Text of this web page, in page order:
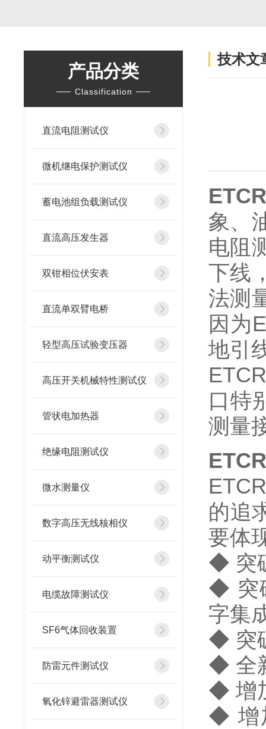
产品分类
Classification
直流电阻测试仪
微机继电保护测试仪
蓄电池组负载测试仪
直流高压发生器
双钳相位伏安表
直流单双臂电桥
轻型高压试验变压器
高压开关机械特性测试仪
管状电加热器
绝缘电阻测试仪
微水测量仪
数字高压无线核相仪
动平衡测试仪
电缆故障测试仪
SF6气体回收装置
防雷元件测试仪
氧化锌避雷器测试仪
技术文
象、
电阻
下线
法测
因为
地引
口特
测量
的追
要体
◆ 突
◆ 突
字集
◆ 突
◆ 全
◆ 增
◆ 增